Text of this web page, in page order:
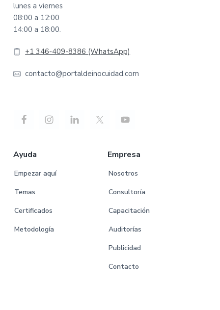
lunes a viernes
08:00 a 12:00
14:00 a 18:00.
+1 346-409-8386 (WhatsApp)
contacto@portaldeinocuidad.com
Ayuda
Empezar aquí
Temas
Certificados
Metodología
Empresa
Nosotros
Consultoría
Capacitación
Auditorías
Publicidad
Contacto